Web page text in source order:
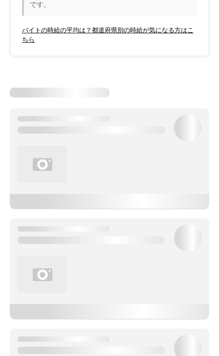
です。
バイトの時給の平均は？都道府県別の時給が気になる方はこ
ちら